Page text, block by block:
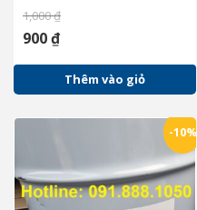
khẩu trực tiếp
1,000₫
900₫
Thêm vào giỏ
-10%